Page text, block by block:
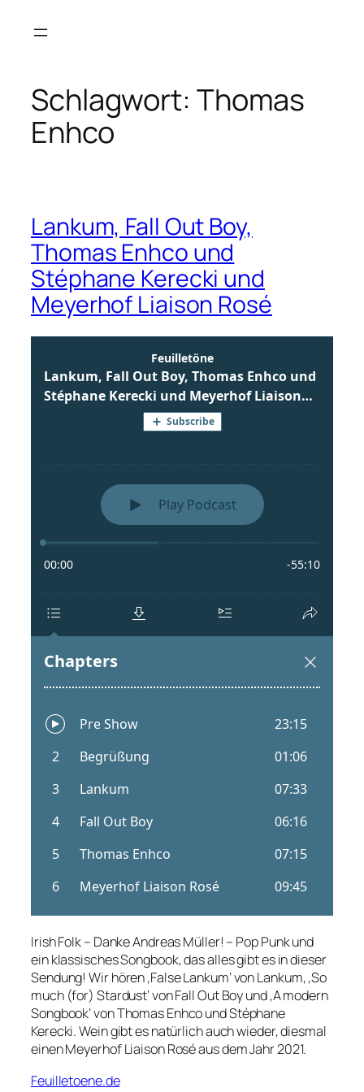
Inhalt
Schlagwort: Thomas
Enhco
Lankum, Fall Out Boy,
Thomas Enhco und
Stéphane Kerecki und
Meyerhof Liaison Rosé
Irish Folk – Danke Andreas Müller! – Pop Punk und
ein klassisches Songbook, das alles gibt es in dieser
Sendung! Wir hören ‚False Lankum‘ von Lankum, ‚So
much (for) Stardust‘ von Fall Out Boy und ‚A modern
Songbook‘ von Thomas Enhco und Stéphane
Kerecki. Wein gibt es natürlich auch wieder, diesmal
einen Meyerhof Liaison Rosé aus dem Jahr 2021.
Feuilletoene.de